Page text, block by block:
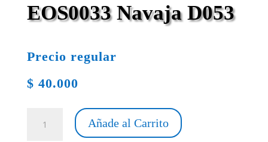
EOS0033 Navaja D053
Precio regular
$ 40.000
Navaja
Añade al Carrito